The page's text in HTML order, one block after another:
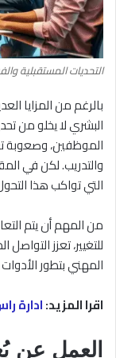
التحديات المستقبلية
بالرغم من المزايا
البشري لا يخلو من
الموظفين، وصعوبة
والتدريب. لكن في
التي تواكب هذا
من المهم أن يتم
للتغيير، تعزز التواصل
المهني بتطور
اقرا المزيد:ادارة
العمل عن